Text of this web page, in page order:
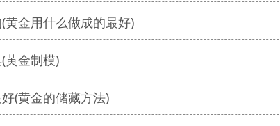
黄金用什么做成的最好)
黄金制模)
(黄金的储藏方法)